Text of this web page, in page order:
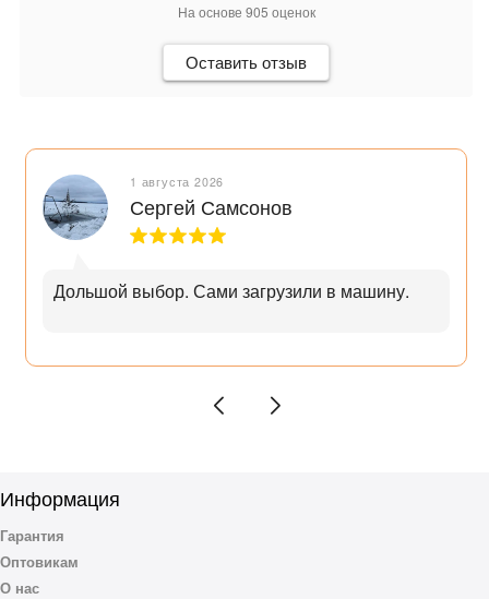
На основе 905 оценок
Оставить отзыв
1 августа 2026
Сергей Самсонов
Дольшой выбор. Сами загрузили в машину.
Информация
Гарантия
Оптовикам
О нас